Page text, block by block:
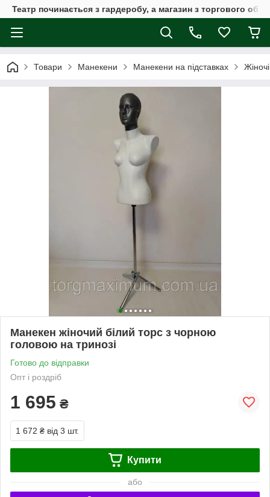
Театр починається з гардеробу, а магазин з торгового
Товари Манекени Манекени на підставках
Манекен жіночий білий торс з чорною
головою на тринозі
Готово до відправки
Опт і роздріб
1 695 ₴
1 672 ₴ від 3 шт.
Купити
або